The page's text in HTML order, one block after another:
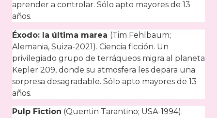
aprender a controlar. Sólo apto mayores de 13
años.
Éxodo: la última marea (Tim Fehlbaum;
Alemania, Suiza-2021). Ciencia ficción. Un
privilegiado grupo de terráqueos migra al planeta
Kepler 209, donde su atmosfera les depara una
sorpresa desagradable. Sólo apto mayores de 13
años.
Pulp Fiction (Quentin Tarantino; USA-1994).